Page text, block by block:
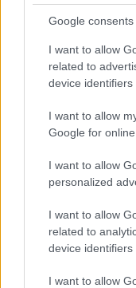
Google consents
I want to allow
related to
device identifiers
I want to allow
Google for
I want to allow
personalized
I want to allow
related to
device identifiers
I want to allow
Robo masivo de
falla en ColdCard
Diego Martín · 4 Ago 2026
CRIPTOMONEDAS